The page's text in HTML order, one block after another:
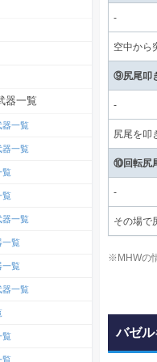
-
空中から
⑨尻尾叩
-
尻尾を叩
⑩回転尻
-
その場で
※MHWの
バゼ
器一覧
器一覧
器一覧
覧
覧
器一覧
一覧
一覧
器一覧
覧
覧